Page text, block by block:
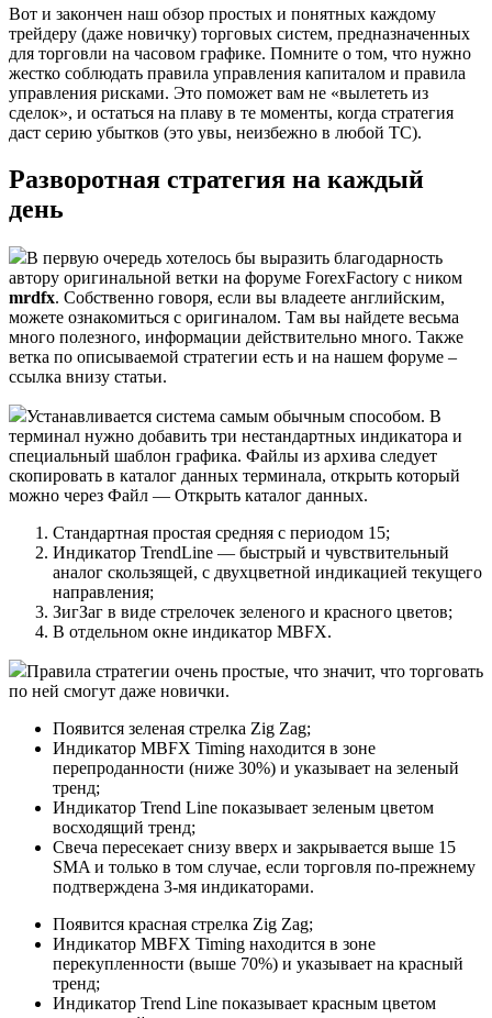
Вот и закончен наш обзор простых и понятных каждому
трейдеру (даже новичку) торговых систем, предназначенных
для торговли на часовом графике. Помните о том, что нужно
жестко соблюдать правила управления капиталом и правила
управления рисками. Это поможет вам не «вылететь из
сделок», и остаться на плаву в те моменты, когда стратегия
даст серию убытков (это увы, неизбежно в любой ТС).
Разворотная стратегия на каждый
день
В первую очередь хотелось бы выразить благодарность
автору оригинальной ветки на форуме ForexFactory с ником
mrdfx. Собственно говоря, если вы владеете английским,
можете ознакомиться с оригиналом. Там вы найдете весьма
много полезного, информации действительно много. Также
ветка по описываемой стратегии есть и на нашем форуме –
ссылка внизу статьи.
Устанавливается система самым обычным способом. В
терминал нужно добавить три нестандартных индикатора и
специальный шаблон графика. Файлы из архива следует
скопировать в каталог данных терминала, открыть который
можно через Файл — Открыть каталог данных.
Стандартная простая средняя с периодом 15;
Индикатор TrendLine — быстрый и чувствительный
аналог скользящей, с двухцветной индикацией текущего
направления;
ЗигЗаг в виде стрелочек зеленого и красного цветов;
В отдельном окне индикатор MBFX.
Правила стратегии очень простые, что значит, что торговать
по ней смогут даже новички.
Появится зеленая стрелка Zig Zag;
Индикатор MBFX Timing находится в зоне
перепроданности (ниже 30%) и указывает на зеленый
тренд;
Индикатор Trend Line показывает зеленым цветом
восходящий тренд;
Свеча пересекает снизу вверх и закрывается выше 15
SMA и только в том случае, если торговля по-прежнему
подтверждена 3-мя индикаторами.
Появится красная стрелка Zig Zag;
Индикатор MBFX Timing находится в зоне
перекупленности (выше 70%) и указывает на красный
тренд;
Индикатор Trend Line показывает красным цветом